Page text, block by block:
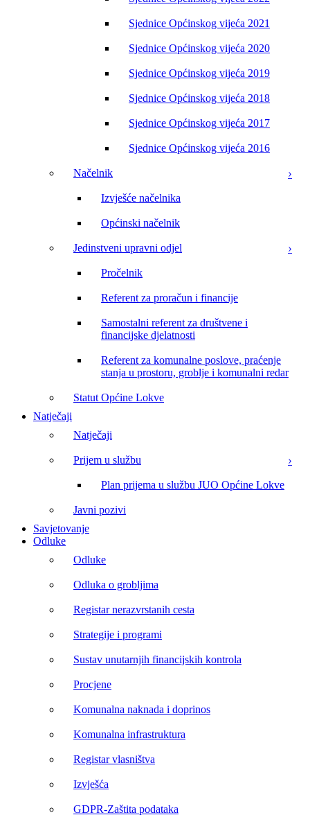
Sjednice Općinskog vijeća 2021
Sjednice Općinskog vijeća 2020
Sjednice Općinskog vijeća 2019
Sjednice Općinskog vijeća 2018
Sjednice Općinskog vijeća 2017
Sjednice Općinskog vijeća 2016
Načelnik
Izvješće načelnika
Općinski načelnik
Jedinstveni upravni odjel
Pročelnik
Referent za proračun i financije
Samostalni referent za društvene i
financijske djelatnosti
Referent za komunalne poslove, praćenje
stanja u prostoru, groblje i komunalni redar
Statut Općine Lokve
Natječaji
Natječaji
Prijem u službu
Plan prijema u službu JUO Općine Lokve
Javni pozivi
Savjetovanje
Odluke
Odluke
Odluka o grobljima
Registar nerazvrstanih cesta
Strategije i programi
Sustav unutarnjih financijskih kontrola
Procjene
Komunalna naknada i doprinos
Komunalna infrastruktura
Registar vlasništva
Izvješća
GDPR-Zaštita podataka